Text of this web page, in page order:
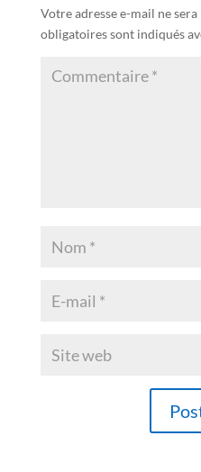
Votre adresse e-mail ne sera
obligatoires sont indiqués